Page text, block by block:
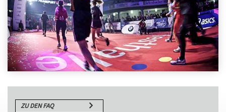
ZU DEN FAQ